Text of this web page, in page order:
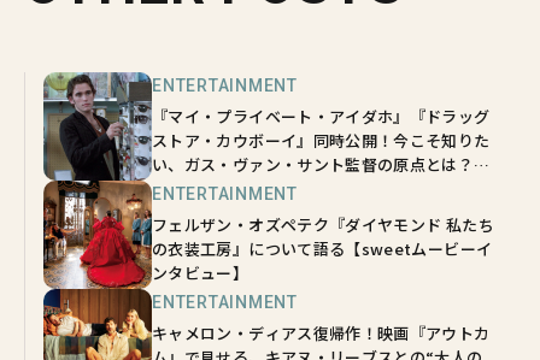
ENTERTAINMENT
『マイ・プライベート・アイダホ』『ドラッグ
ストア・カウボーイ』同時公開！今こそ知りた
い、ガス・ヴァン・サント監督の原点とは？
【sweetムービーインタビュー】
ENTERTAINMENT
フェルザン・オズペテク『ダイヤモンド 私たち
の衣装工房』について語る【sweetムービーイ
ンタビュー】
ENTERTAINMENT
キャメロン・ディアス復帰作！映画『アウトカ